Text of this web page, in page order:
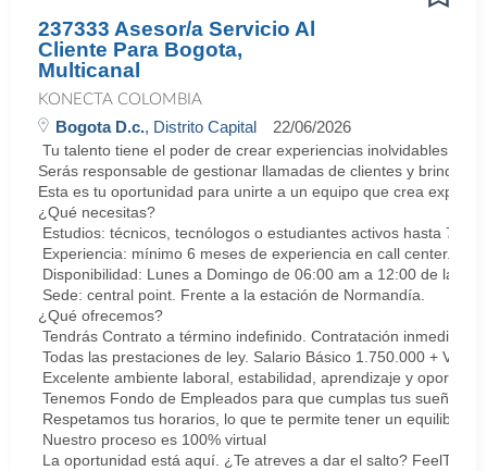
237333 Asesor/a Servicio Al
Cliente Para Bogota,
Multicanal
KONECTA COLOMBIA
Bogota D.c., Distrito Capital 22/06/2026
Tu talento tiene el poder de crear experiencias inolvidables.
Serás responsable de gestionar llamadas de clientes y brindar
Esta es tu oportunidad para unirte a un equipo que crea
¿Qué necesitas?
Estudios: técnicos, tecnólogos o estudiantes activos hasta 7
Experiencia: mínimo 6 meses de experiencia en call center.
Disponibilidad: Lunes a Domingo de 06:00 am a 12:00 de la
Sede: central point. Frente a la estación de Normandía.
¿Qué ofrecemos?
Tendrás Contrato a término indefinido. Contratación inmediata.
Todas las prestaciones de ley. Salario Básico 1.750.000 +
Excelente ambiente laboral, estabilidad, aprendizaje y
Tenemos Fondo de Empleados para que cumplas tus sueños y
Respetamos tus horarios, lo que te permite tener un equilibrio
Nuestro proceso es 100% virtual
La oportunidad está aquí. ¿Te atreves a dar el salto?